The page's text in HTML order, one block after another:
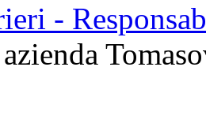
-
azienda